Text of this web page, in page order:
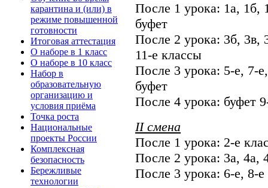
карантина и (или) в
режиме повышенной
готовности
Итоговая аттестация
О наборе в 1 класс
О наборе в 10 класс
Набор в
образовательную
организацию и
условия приёма
Точка роста
Национальные
проекты России
Комплексная
безопасность
Бережливые
технологии
После 1 урока: 1а, 1б,
буфет
После 2 урока: 3б, 3в,
11-е классы
После 3 урока: 5-е, 7-
буфет
После 4 урока: буфет
II смена
После 1 урока: 2-е
После 2 урока: 3а, 4а,
После 3 урока: 6-е, 8-е